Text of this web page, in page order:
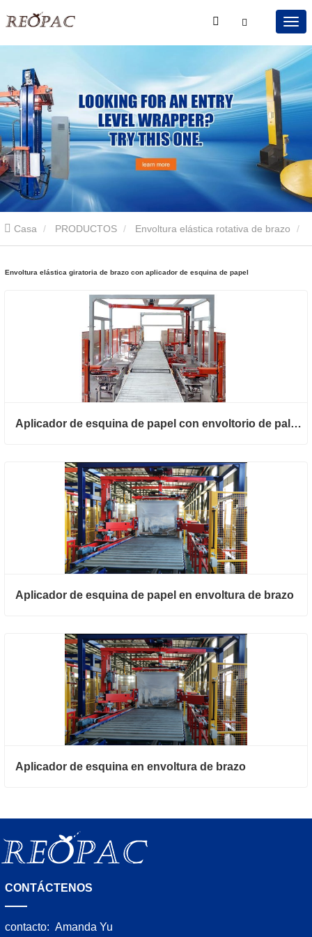
Casa PRODUCTOS Envoltura elástica rotativa de brazo
Envoltura elástica giratoria de brazo con aplicador de esquina de papel
Aplicador de esquina de papel con envoltorio de paletas de brazo giratorio
Aplicador de esquina de papel en envoltura de brazo
Aplicador de esquina en envoltura de brazo
CONTÁCTENOS
contacto: Amanda Yu